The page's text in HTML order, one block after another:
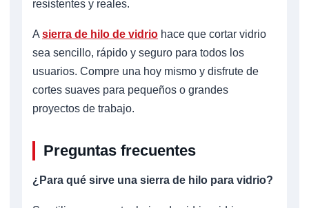
resistentes y reales.
A sierra de hilo de vidrio hace que cortar vidrio
sea sencillo, rápido y seguro para todos los
usuarios. Compre una hoy mismo y disfrute de
cortes suaves para pequeños o grandes
proyectos de trabajo.
Preguntas frecuentes
¿Para qué sirve una sierra de hilo para vidrio?